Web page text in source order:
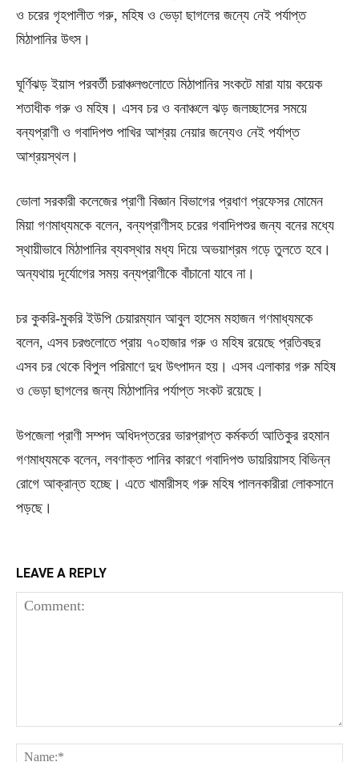
ও চরের গৃহপালীত গরু, মহিষ ও ভেড়া ছাগলের জন্যে নেই পর্যাপ্ত
মিঠাপানির উৎস।
ঘূর্ণিঝড় ইয়াস পরবর্তী চরাঞ্চলগুলোতে মিঠাপানির সংকটে মারা যায় কয়েক
শতাধীক গরু ও মহিষ। এসব চর ও বনাঞ্চলে ঝড় জলচ্ছাসের সময়ে
বন্যপ্রাণী ও গবাদিপশু পাখির আশ্রয় নেয়ার জন্যেও নেই পর্যাপ্ত
আশ্রয়স্থল।
ভোলা সরকারী কলেজের প্রাণী বিজ্ঞান বিভাগের প্রধাণ প্রফেসর মোমেন
মিয়া গণমাধ্যমকে বলেন, বন্যপ্রাণীসহ চরের গবাদিপশুর জন্য বনের মধ্যে
স্থায়ীভাবে মিঠাপানির ব্যবস্থার মধ্য দিয়ে অভয়াশ্রম গড়ে তুলতে হবে।
অন্যথায় দূর্যোগের সময় বন্যপ্রাণীকে বাঁচানো যাবে না।
চর কুকরি-মুকরি ইউপি চেয়ারম্যান আবুল হাসেম মহাজন গণমাধ্যমকে
বলেন, এসব চরগুলোতে প্রায় ৭০হাজার গরু ও মহিষ রয়েছে প্রতিবছর
এসব চর থেকে বিপুল পরিমাণে দুধ উৎপাদন হয়। এসব এলাকার গরু মহিষ
ও ভেড়া ছাগলের জন্য মিঠাপানির পর্যাপ্ত সংকট রয়েছে।
উপজেলা প্রাণী সম্পদ অধিদপ্তরের ভারপ্রাপ্ত কর্মকর্তা আতিকুর রহমান
গণমাধ্যমকে বলেন, লবণাক্ত পানির কারণে গবাদিপশু ডায়রিয়াসহ বিভিন্ন
রোগে আক্রান্ত হচ্ছে। এতে খামারীসহ গরু মহিষ পালনকারীরা লোকসানে
পড়ছে।
LEAVE A REPLY